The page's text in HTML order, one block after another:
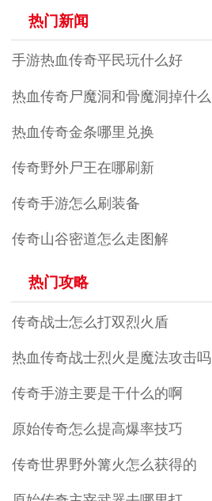
热门新闻
手游热血传奇平民玩什么好
热血传奇尸魔洞和骨魔洞掉什么
热血传奇金条哪里兑换
传奇野外尸王在哪刷新
传奇手游怎么刷装备
传奇山谷密道怎么走图解
热门攻略
传奇战士怎么打双烈火盾
热血传奇战士烈火是魔法攻击吗
传奇手游主要是干什么的啊
原始传奇怎么提高爆率技巧
传奇世界野外篝火怎么获得的